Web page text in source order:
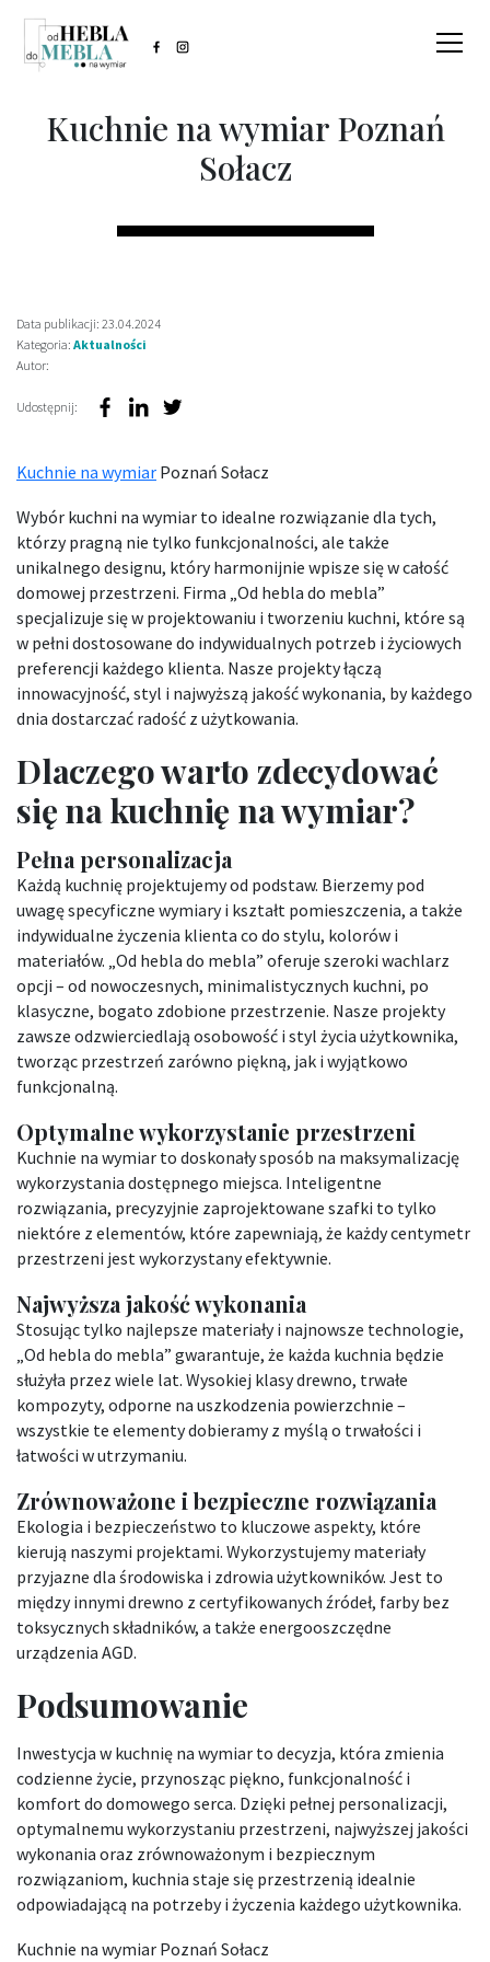
Kuchnie na wymiar Poznań
Sołacz
Data publikacji: 23.04.2024
Kategoria: Aktualności
Autor:
Udostępnij:
Kuchnie na wymiar Poznań Sołacz
Wybór kuchni na wymiar to idealne rozwiązanie dla tych,
którzy pragną nie tylko funkcjonalności, ale także
unikalnego designu, który harmonijnie wpisze się w całość
domowej przestrzeni. Firma „Od hebla do mebla”
specjalizuje się w projektowaniu i tworzeniu kuchni, które są
w pełni dostosowane do indywidualnych potrzeb i życiowych
preferencji każdego klienta. Nasze projekty łączą
innowacyjność, styl i najwyższą jakość wykonania, by każdego
dnia dostarczać radość z użytkowania.
Dlaczego warto zdecydować
się na kuchnię na wymiar?
Pełna personalizacja
Każdą kuchnię projektujemy od podstaw. Bierzemy pod
uwagę specyficzne wymiary i kształt pomieszczenia, a także
indywidualne życzenia klienta co do stylu, kolorów i
materiałów. „Od hebla do mebla” oferuje szeroki wachlarz
opcji – od nowoczesnych, minimalistycznych kuchni, po
klasyczne, bogato zdobione przestrzenie. Nasze projekty
zawsze odzwierciedlają osobowość i styl życia użytkownika,
tworząc przestrzeń zarówno piękną, jak i wyjątkowo
funkcjonalną.
Optymalne wykorzystanie przestrzeni
Kuchnie na wymiar to doskonały sposób na maksymalizację
wykorzystania dostępnego miejsca. Inteligentne
rozwiązania, precyzyjnie zaprojektowane szafki to tylko
niektóre z elementów, które zapewniają, że każdy centymetr
przestrzeni jest wykorzystany efektywnie.
Najwyższa jakość wykonania
Stosując tylko najlepsze materiały i najnowsze technologie,
„Od hebla do mebla” gwarantuje, że każda kuchnia będzie
służyła przez wiele lat. Wysokiej klasy drewno, trwałe
kompozyty, odporne na uszkodzenia powierzchnie –
wszystkie te elementy dobieramy z myślą o trwałości i
łatwości w utrzymaniu.
Zrównoważone i bezpieczne rozwiązania
Ekologia i bezpieczeństwo to kluczowe aspekty, które
kierują naszymi projektami. Wykorzystujemy materiały
przyjazne dla środowiska i zdrowia użytkowników. Jest to
między innymi drewno z certyfikowanych źródeł, farby bez
toksycznych składników, a także energooszczędne
urządzenia AGD.
Podsumowanie
Inwestycja w kuchnię na wymiar to decyzja, która zmienia
codzienne życie, przynosząc piękno, funkcjonalność i
komfort do domowego serca. Dzięki pełnej personalizacji,
optymalnemu wykorzystaniu przestrzeni, najwyższej jakości
wykonania oraz zrównoważonym i bezpiecznym
rozwiązaniom, kuchnia staje się przestrzenią idealnie
odpowiadającą na potrzeby i życzenia każdego użytkownika.
Kuchnie na wymiar Poznań Sołacz